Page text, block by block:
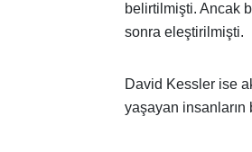
belirtilmişti. Ancak
sonra eleştirilmişti.
David Kessler ise
yaşayan insanların